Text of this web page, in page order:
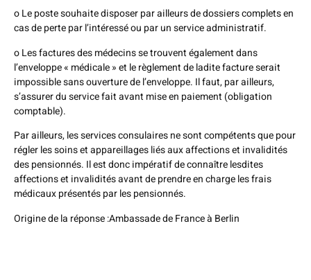
o Le poste souhaite disposer par ailleurs de dossiers complets en
cas de perte par l’intéressé ou par un service administratif.
o Les factures des médecins se trouvent également dans
l’enveloppe « médicale » et le règlement de ladite facture serait
impossible sans ouverture de l’enveloppe. Il faut, par ailleurs,
s’assurer du service fait avant mise en paiement (obligation
comptable).
Par ailleurs, les services consulaires ne sont compétents que pour
régler les soins et appareillages liés aux affections et invalidités
des pensionnés. Il est donc impératif de connaître lesdites
affections et invalidités avant de prendre en charge les frais
médicaux présentés par les pensionnés.
Origine de la réponse :Ambassade de France à Berlin